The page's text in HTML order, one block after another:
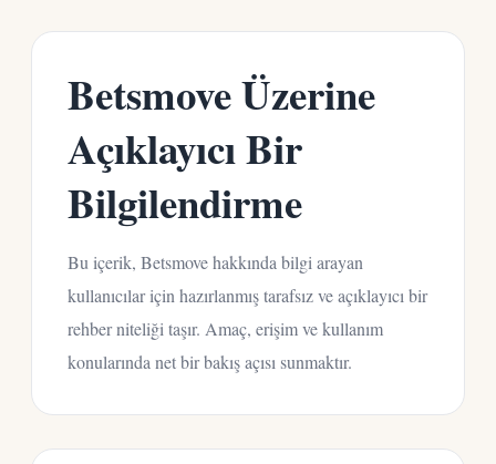
Betsmove Üzerine
Açıklayıcı Bir
Bilgilendirme
Bu içerik, Betsmove hakkında bilgi arayan
kullanıcılar için hazırlanmış tarafsız ve açıklayıcı bir
rehber niteliği taşır. Amaç, erişim ve kullanım
konularında net bir bakış açısı sunmaktır.